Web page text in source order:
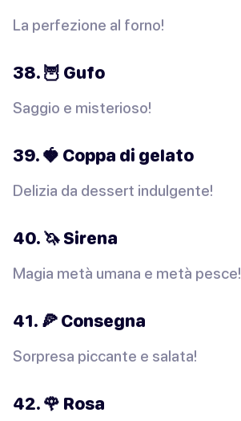
La perfezione al forno!
38. 🦉 Gufo
Saggio e misterioso!
39. 🍓 Coppa di gelato
Delizia da dessert indulgente!
40. 🦄 Sirena
Magia metà umana e metà pesce!
41. 🍕 Consegna
Sorpresa piccante e salata!
42. 🌹 Rosa